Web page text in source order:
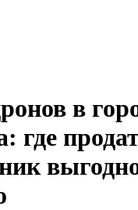
в
где